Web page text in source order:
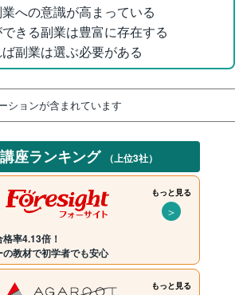
への意識が高まっている
きる副業は豊富に存在する
副業は選ぶ必要がある
ションが含まれています
座ランキング （上位3社）
もっと見る
＞
率4.13倍！
の教材で初学者でも安心
もっと見る